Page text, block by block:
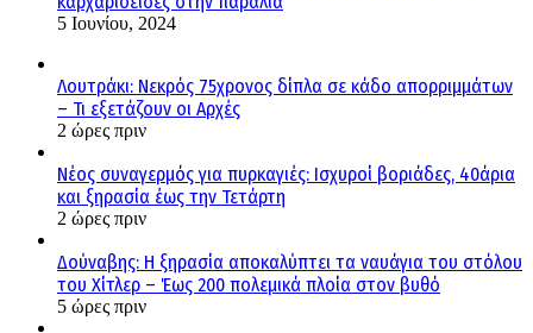
5 Ιουνίου, 2024
Λουτράκι: Νεκρός 75χρονος δίπλα σε κάδο απορριμμάτων
– Τι εξετάζουν οι Αρχές
2 ώρες πριν
Νέος συναγερμός για πυρκαγιές: Ισχυροί βοριάδες, 40άρια
και ξηρασία έως την Τετάρτη
2 ώρες πριν
Δούναβης: Η ξηρασία αποκαλύπτει τα ναυάγια του στόλου
του Χίτλερ – Έως 200 πολεμικά πλοία στον βυθό
5 ώρες πριν